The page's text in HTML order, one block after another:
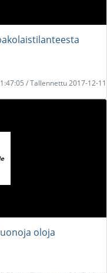
/ Tallennettu 2017-12-11
oloja